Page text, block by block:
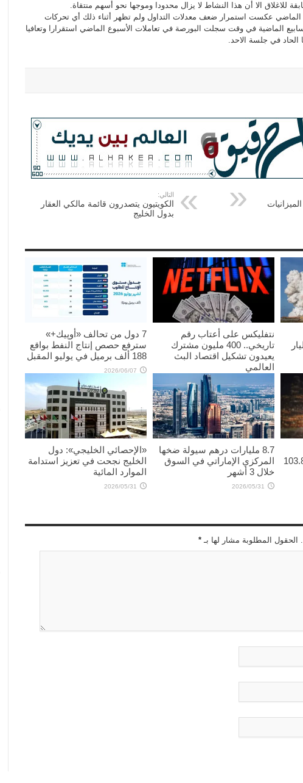
للاغلاق الا أن هذا النشاط لا يزال محدودا وموجها نحو أسهم منتقاة.
الماضي عكست استمرار ضعف معدلات التداول ولم تظهر أثناء ذلك أي تحركات
الماضية في وقت سجلت البورصة في تعاملات الأسبوع الماضي استقرارا وتعافيا
الحاد في جلسة الاحد.
التالي:
الكويتيون يتصدرون قائمة مالكي العقار
بدول الخليج
70 مليار
نتفليكس على أعتاب رقم
تاريخي.. 400 مليون مشترك
يعيدون تشكيل اقتصاد البث
العالمي
7 دول من تحالف «أوپيك+»
سترفع حصص إنتاج النفط بواقع
188 ألف برميل في يوليو المقبل
2026/06/07
دولاراً ليبلغ 103.82
8.7 مليارات درهم سيولة ضخها
المركزي الإماراتي في السوق
خلال 3 أشهر
2026/05/31
«الإحصائي الخليجي»: دول
الخليج نجحت في تعزيز استدامة
الموارد المائية
2026/05/31
الحقول المطلوبة مشار لها بـ *